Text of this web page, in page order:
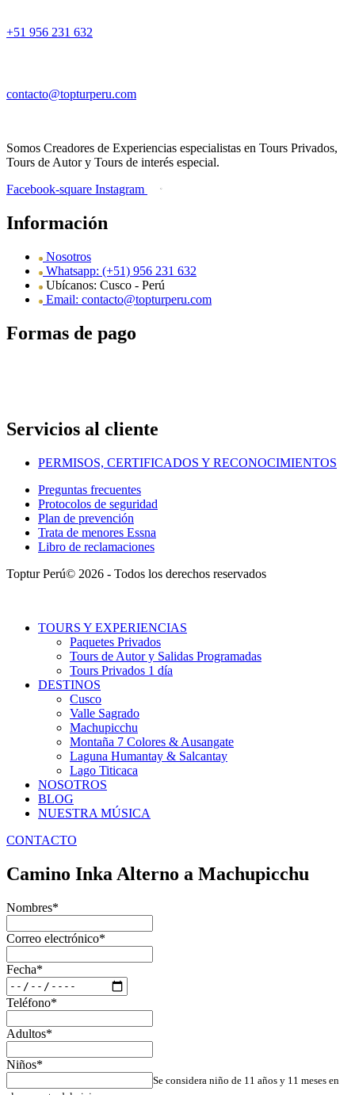
+51 956 231 632
contacto@topturperu.com
Somos Creadores de Experiencias especialistas en Tours Privados,
Tours de Autor y Tours de interés especial.
Facebook-square Instagram
Información
Nosotros
Whatsapp: (+51) 956 231 632
Ubícanos: Cusco - Perú
Email: contacto@topturperu.com
Formas de pago
Servicios al cliente
PERMISOS, CERTIFICADOS Y RECONOCIMIENTOS
Preguntas frecuentes
Protocolos de seguridad
Plan de prevención
Trata de menores Essna
Libro de reclamaciones
Toptur Perú© 2026 - Todos los derechos reservados
TOURS Y EXPERIENCIAS
Paquetes Privados
Tours de Autor y Salidas Programadas
Tours Privados 1 día
DESTINOS
Cusco
Valle Sagrado
Machupicchu
Montaña 7 Colores & Ausangate
Laguna Humantay & Salcantay
Lago Titicaca
NOSOTROS
BLOG
NUESTRA MÚSICA
CONTACTO
Camino Inka Alterno a Machupicchu
Nombres*
Correo electrónico*
Fecha*
Teléfono*
Adultos*
Niños*
Se considera niño de 11 años y 11 meses en